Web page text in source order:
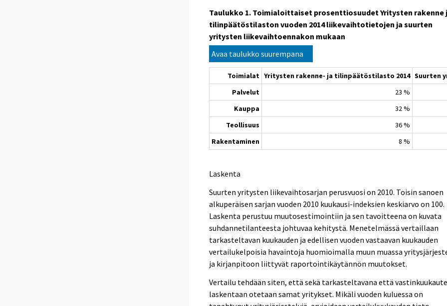
Taulukko 1. Toimialoittaiset prosenttiosuudet Yritysten rakenne
tilinpäätöstilaston vuoden 2014 liikevaihtotietojen ja suurten
yritysten liikevaihtoennakon mukaan
Avaa taulukko suurempana
Toimialat Yritysten rakenne- ja tilinpäätöstilasto 2014 Suurten
Palvelut
23 %
Kauppa
32 %
Teollisuus
36 %
Rakentaminen
8 %
Laskenta
Suurten yritysten liikevaihtosarjan perusvuosi on 2010. Toisin sanoen
alkuperäisen sarjan vuoden 2010 kuukausi-indeksien keskiarvo on 100.
Laskenta perustuu muutosestimointiin ja sen tavoitteena on kuvata
suhdannetilanteesta johtuvaa kehitystä. Menetelmässä vertaillaan
tarkasteltavan kuukauden ja edellisen vuoden vastaavan kuukauden
vertailukelpoisia havaintoja huomioimalla muun muassa
ja kirjanpitoon liittyvät raportointikäytännön muutokset.
Vertailu tehdään siten, että sekä tarkasteltavana että
laskentaan otetaan samat yritykset. Mikäli vuoden kuluessa on